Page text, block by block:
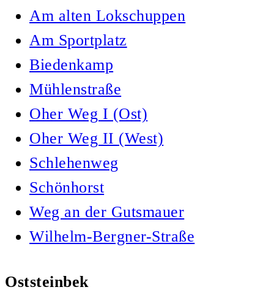
Am alten Lokschuppen
Am Sportplatz
Biedenkamp
Mühlenstraße
Oher Weg I (Ost)
Oher Weg II (West)
Schlehenweg
Schönhorst
Weg an der Gutsmauer
Wilhelm-Bergner-Straße
Oststeinbek